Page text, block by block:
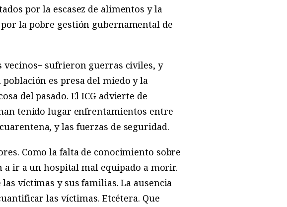
por la escasez de alimentos y la
la pobre gestión gubernamental de
vecinos− sufrieron guerras civiles, y
es presa del miedo y la
del pasado. El ICG advierte de
tenido lugar enfrentamientos entre
y las fuerzas de seguridad.
Como la falta de conocimiento sobre
a ir a un hospital mal equipado a morir.
víctimas y sus familias. La ausencia
las víctimas. Etcétera. Que